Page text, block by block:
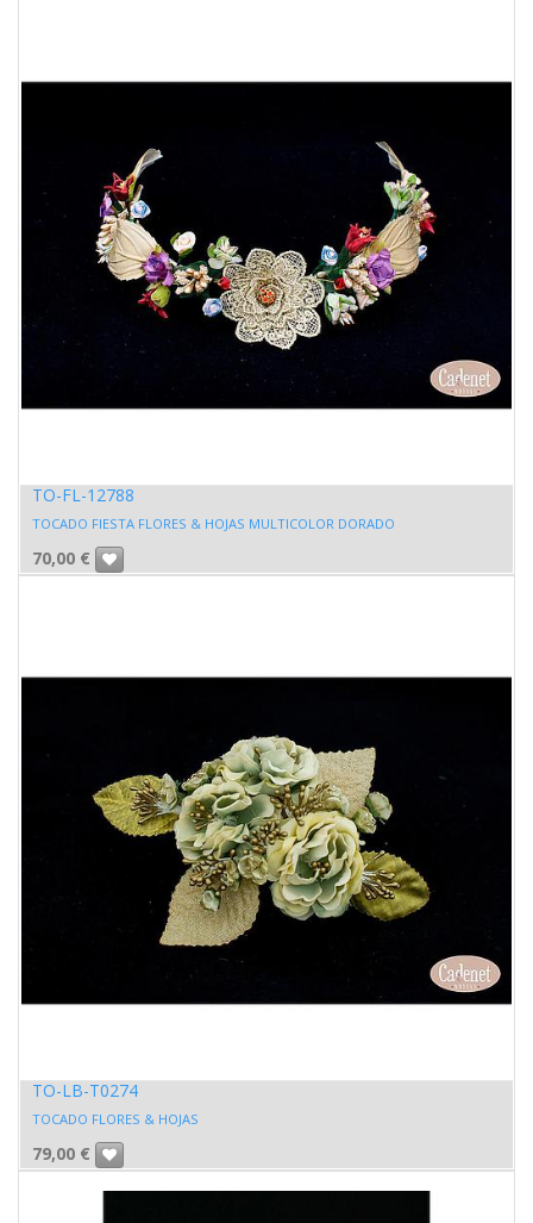
TO-FL-12788
TOCADO FIESTA FLORES & HOJAS MULTICOLOR DORADO
70,00 €
TO-LB-T0274
TOCADO FLORES & HOJAS
79,00 €